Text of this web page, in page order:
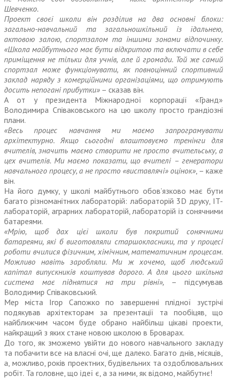
Шевченко.
Проект своєї школи він розділив на два основні блоки:
загально-навчальний та загальношкільний із їдальнею,
актовою залою, спортзалом та іншими зонами відпочинку.
«Школа майбутнього має бути відкритою та включати в себе
приміщення не тільки для учнів, але й громади. Той же самий
спортзал може функціонувати, як повноцінний спортивний
заклад наряду з комерційними організаціями, що отримують
досить непогані прибутки» – сказав він.
А от у президента Міжнародної корпорації «Гранд»
Володимира Співаковського на цю школу просто грандіозні
плани.
«Весь процес навчання ми маємо запрограмувати
архітектурно. Якщо сьогодні влаштовуємо тренінги для
вчителів, значить маємо створити не просто вчительську, а
цех вчителів. Ми маємо показати, що вчителі – генератори
навчального процесу, а не просто «виставлячі» оцінок», – каже
він.
На його думку, у школі майбутнього обов’язково має бути
багато різноманітних лабораторій: лабораторій 3D друку, IT-
лабораторій, аграрних лабораторій, лабораторій із сонячними
батареями.
«Мрію, щоб дах цієї школи був покритий сонячними
батареями, які б виготовляли старшокласники, та у процесі
роботи вчилися фізичним, хімічним, математичним процесам.
Можливо навіть заробляли. Ми ж хочемо, щоб людський
капітал випускників коштував дорого. А для цього шкільна
система має піднятися на три рівні», – підсумував
Володимир Співаковський.
Мер міста Ігор Сапожко по завершенні плідної зустрічі
подякував архітекторам за презентації та пообіцяв, що
найближчим часом буде обрано найбільш цікаві проекти,
найкращий з яких стане новою школою в Броварах.
До того, як зможемо увійти до нового навчального закладу
та побачити все на власні очі, ще далеко. Багато днів, місяців,
а, можливо, років проектних, будівельних та оздоблювальних
робіт. Та головне, що ідеї є, а за ними, як відомо, майбутнє!